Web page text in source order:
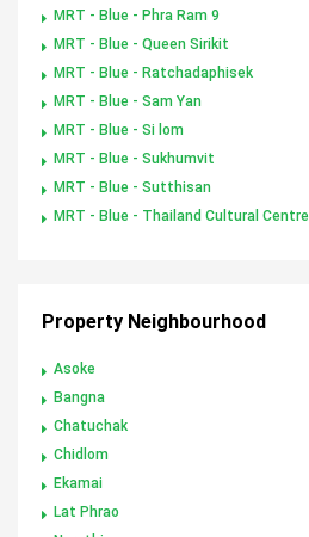
MRT - Blue - Phra Ram 9
MRT - Blue - Queen Sirikit
MRT - Blue - Ratchadaphisek
MRT - Blue - Sam Yan
MRT - Blue - Si lom
MRT - Blue - Sukhumvit
MRT - Blue - Sutthisan
MRT - Blue - Thailand Cultural Centre
Property Neighbourhood
Asoke
Bangna
Chatuchak
Chidlom
Ekamai
Lat Phrao